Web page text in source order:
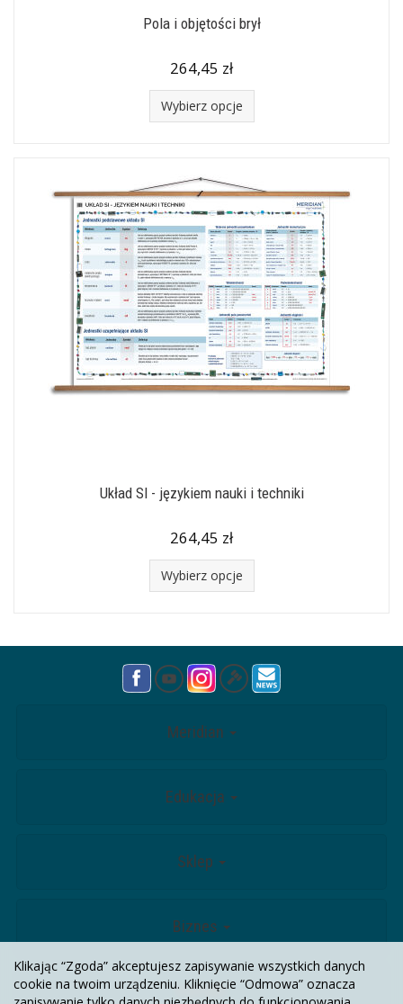
Pola i objętości brył
264,45 zł
Wybierz opcje
Układ SI - językiem nauki i techniki
264,45 zł
Wybierz opcje
Meridian
Edukacja
Sklep
Biznes
Kontakt
Klikając “Zgoda” akceptujesz zapisywanie wszystkich danych
cookie na twoim urządzeniu. Kliknięcie “Odmowa” oznacza